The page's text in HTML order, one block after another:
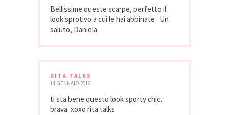
Bellissime queste scarpe, perfetto il
look sprotivo a cui le hai abbinate . Un
saluto, Daniela.
RITA TALKS
14 GENNAIO 2016
ti sta bene questo look sporty chic.
brava. xoxo rita talks